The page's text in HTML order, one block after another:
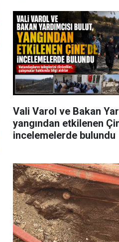
Vali Varol ve Bakan
yangından etkilenen
incelemelerde bulundu